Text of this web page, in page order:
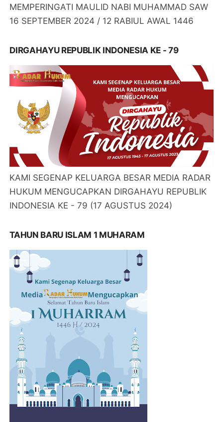
MEMPERINGATI MAULID NABI MUHAMMAD SAW
16 SEPTEMBER 2024 / 12 RABIUL AWAL 1446
DIRGAHAYU REPUBLIK INDONESIA KE - 79
KAMI SEGENAP KELUARGA BESAR MEDIA RADAR
HUKUM MENGUCAPKAN DIRGAHAYU REPUBLIK
INDONESIA KE - 79 (17 AGUSTUS 2024)
TAHUN BARU ISLAM 1 MUHARAM